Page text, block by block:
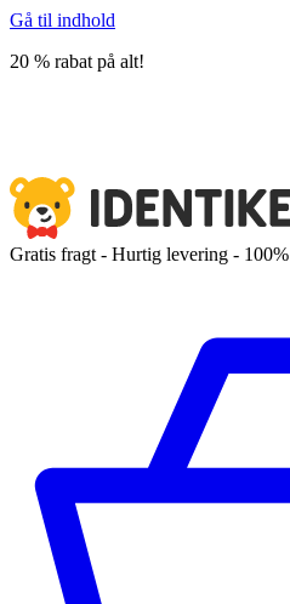
Gå til indhold
20 % rabat på alt!
Gratis fragt - Hurtig levering -